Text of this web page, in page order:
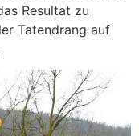
Resultat zu
Tatendrang auf